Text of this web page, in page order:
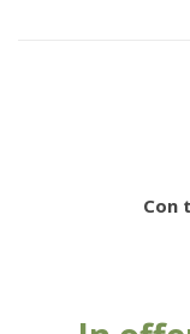
Con